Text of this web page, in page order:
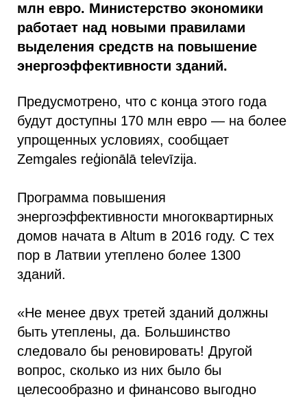
млн евро. Министерство экономики
работает над новыми правилами
выделения средств на повышение
энергоэффективности зданий.
Предусмотрено, что с конца этого года
будут доступны 170 млн евро — на более
упрощенных условиях, сообщает
Zemgales reģionālā televīzija.
Программа повышения
энергоэффективности многоквартирных
домов начата в Altum в 2016 году. С тех
пор в Латвии утеплено более 1300
зданий.
«Не менее двух третей зданий должны
быть утеплены, да. Большинство
следовало бы реновировать! Другой
вопрос, сколько из них было бы
целесообразно и финансово выгодно